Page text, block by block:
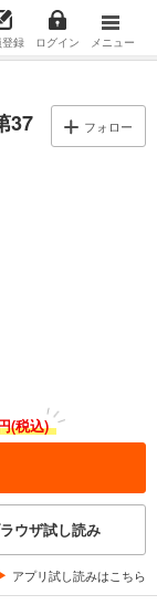
録 ログイン メニュー
37
フォロー
(税込)
ウザ試し読み
アプリ試し読みはこちら
21話
カート
23話
24話
カート
試し読み